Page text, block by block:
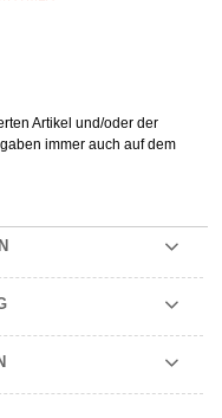
Artikel und/oder der
immer auch auf dem